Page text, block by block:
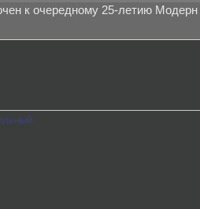
к очередному 25-летию